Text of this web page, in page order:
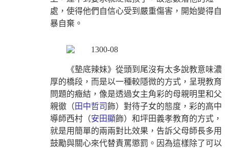
處，使得他們自信心受到嚴重傷害，開始變得自
暴自棄。
《墊底辣妹》從頭到尾沒有太多說教意味濃
厚的橋段，而是以一種較隱微的方式，呈現教育
問題的癥結，像是透過女主角彩的母親明里和父
親徹（田中哲司飾）對待子女的態度，彩的高中
導師西村（安田顯飾）和坪田義孝教育的方式，
就是用簡單的兩兩對比效果，告訴父母師長多用
鼓勵與關心來代替責罵懲罰。因為這樣除了可以